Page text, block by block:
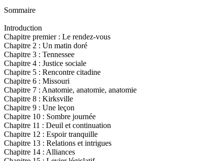
Sommaire
Introduction
Chapitre premier : Le rendez-vous
Chapitre 2 : Un matin doré
Chapitre 3 : Tennessee
Chapitre 4 : Justice sociale
Chapitre 5 : Rencontre citadine
Chapitre 6 : Missouri
Chapitre 7 : Anatomie, anatomie, anatomie
Chapitre 8 : Kirksville
Chapitre 9 : Une leçon
Chapitre 10 : Sombre journée
Chapitre 11 : Deuil et continuation
Chapitre 12 : Espoir tranquille
Chapitre 13 : Relations et intrigues
Chapitre 14 : Alliances